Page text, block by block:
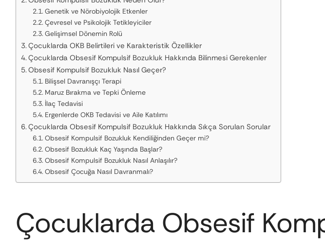
Genetik ve Nörobiyolojik Etkenler
Çevresel ve Psikolojik Tetikleyiciler
Gelişimsel Dönemin Rolü
Çocuklarda OKB Belirtileri ve Karakteristik Özellikler
Çocuklarda Obsesif Kompulsif Bozukluk Hakkında Bilinmesi Gerekenler
Obsesif Kompulsif Bozukluk Nasıl Geçer?
Bilişsel Davranışçı Terapi
Maruz Bırakma ve Tepki Önleme
İlaç Tedavisi
Ergenlerde OKB Tedavisi ve Aile Katılımı
Çocuklarda Obsesif Kompulsif Bozukluk Hakkında Sıkça Sorulan Sorular
Obsesif Kompulsif Bozukluk Kendiliğinden Geçer mi?
Obsesif Bozukluk Kaç Yaşında Başlar?
Obsesif Kompulsif Bozukluk Nasıl Anlaşılır?
Obsesif Çocuğa Nasıl Davranmalı?
Çocuklarda Obsesif